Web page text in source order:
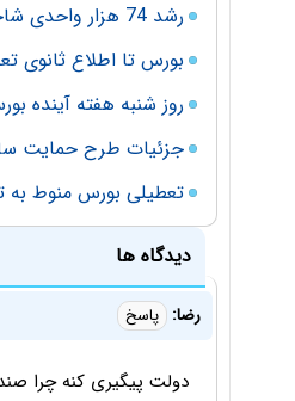
رشد 74 هزار واحدی شاخص بورس
بورس تا اطلاع ثانوی
روز شنبه هفته آینده
جزئیات طرح حمایت
تعطیلی بورس منوط
دیدگاه ها
رضا: پاسخ
دولت پیگیری کنه چرا صندوقهای